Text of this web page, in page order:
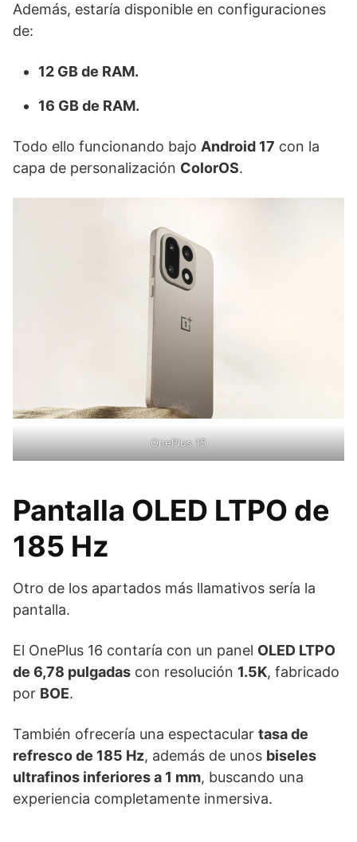
Además, estaría disponible en configuraciones
de:
12 GB de RAM.
16 GB de RAM.
Todo ello funcionando bajo Android 17 con la
capa de personalización ColorOS.
OnePlus 15
Pantalla OLED LTPO de
185 Hz
Otro de los apartados más llamativos sería la
pantalla.
El OnePlus 16 contaría con un panel OLED LTPO
de 6,78 pulgadas con resolución 1.5K, fabricado
por BOE.
También ofrecería una espectacular tasa de
refresco de 185 Hz, además de unos biseles
ultrafinos inferiores a 1 mm, buscando una
experiencia completamente inmersiva.